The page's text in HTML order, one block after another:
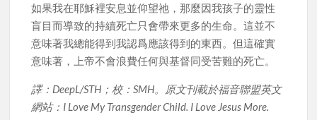
如果我在耶穌裡安息並仰望祂，那麼因我孩子的靈性
盲目而導致的持續死亡只會帶來更多的生命。這並不
意味著我總能得到我認爲應該得到的東西。但這確實
意味著，上帝不會浪費任何與基督同受苦難的死亡。
譯：DeepL/STH；校：SMH。原文刊載於福音聯盟英文
網站：I Love My Transgender Child. I Love Jesus More.